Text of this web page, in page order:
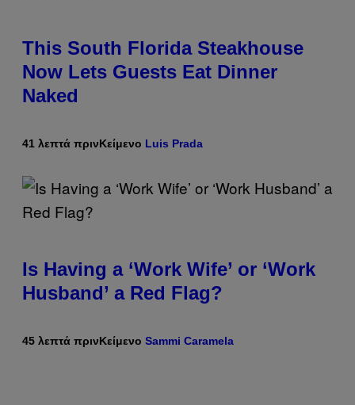
This South Florida Steakhouse
Now Lets Guests Eat Dinner
Naked
41 λεπτά πρινΚείμενο Luis Prada
Is Having a ‘Work Wife’ or ‘Work
Husband’ a Red Flag?
45 λεπτά πρινΚείμενο Sammi Caramela